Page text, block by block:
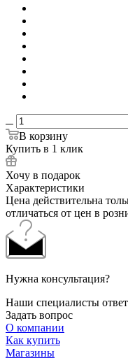
В корзину
Купить в 1 клик
Хочу в подарок
Характеристики
Цена действительна
отличаться от цен в
Нужна консультация?
Наши специалисты
Задать вопрос
О компании
Как купить
Магазины